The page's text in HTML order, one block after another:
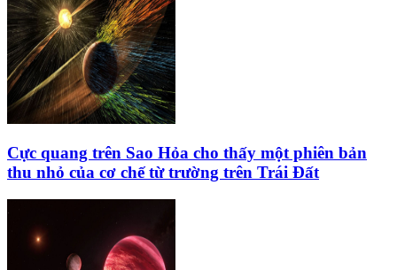
Cực quang trên Sao Hỏa cho thấy một phiên bản
thu nhỏ của cơ chế từ trường trên Trái Đất